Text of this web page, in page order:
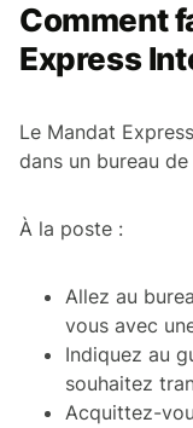
Comment
Express
Le Mandat
dans un bureau
À la poste :
Allez au
vous avec
Indiquez au
souhaitez
Acquittez-